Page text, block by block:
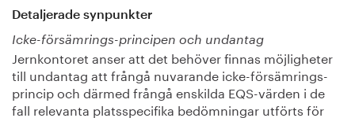
Detaljerade synpunkter
Icke-försämrings-principen och undantag
Jernkontoret anser att det behöver finnas möjligheter
till undantag att frångå nuvarande icke-försämrings-
princip och därmed frångå enskilda EQS-värden i de
fall relevanta platsspecifika bedömningar utförts för